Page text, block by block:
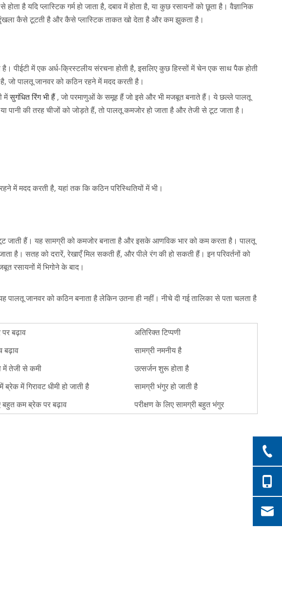
है यदि प्लास्टिक गर्म हो जाता है, दबाव में होता है, या कुछ रसायनों को छूता है। वैज्ञानिक
कैसे टूटती है और कैसे प्लास्टिक ताकत खो देता है और कम झुकता है।
पीईटी में एक अर्ध-क्रिस्टलीय संरचना होती है, इसलिए कुछ हिस्सों में चेन एक साथ पैक होती
जो पालतू जानवर को कठिन रहने में मदद करती है।
मेंसुगंधित रिंग भी हैं, जो परमाणुओं के समूह हैं जो इसे और भी मजबूत बनाते हैं। ये छल्ले पालतू
पानी की तरह चीजों को जोड़ते हैं, तो पालतू कमजोर हो जाता है और तेजी से टूट जाता है।
में मदद करती है, यहां तक ​​कि कठिन परिस्थितियों में भी।
जाती हैं। यह सामग्री को कमजोर बनाता है और इसके आणविक भार को कम करता है। पालतू
है। सतह को दरारें, रेखाएँ मिल सकती हैं, और पीले रंग की हो सकती हैं। इन परिवर्तनों को
रसायनों में भिगोने के बाद।
जानवर को कठिन बनाता है लेकिन उतना ही नहीं। नीचे दी गई तालिका से पता चलता है
बढ़ाव
अतिरिक्त टिप्पणी
बढ़ाव
सामग्री नमनीय है
में तेजी से कमी
उत्सर्जन शुरू होता है
ब्रेक में गिरावट धीमी हो जाती है
सामग्री भंगुर हो जाती है
बहुत कम ब्रेक पर बढ़ाव परीक्षण के लिए सामग्री बहुत भंगुर